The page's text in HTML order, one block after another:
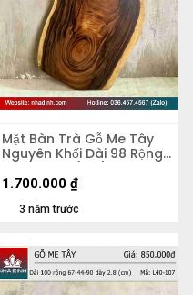
Mặt Bàn Trà Gỗ Me Tây
Nguyên Khối Dài 98 Rộng
58 Dày 5,3 (cm)
3 năm trước
1.700.000 ₫